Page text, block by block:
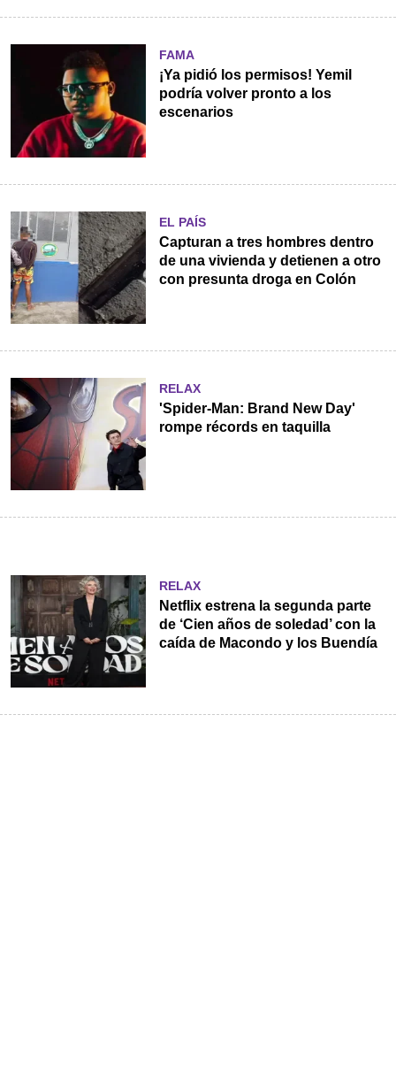
FAMA
¡Ya pidió los permisos! Yemil
podría volver pronto a los
escenarios
EL PAÍS
Capturan a tres hombres dentro
de una vivienda y detienen a otro
con presunta droga en Colón
RELAX
'Spider-Man: Brand New Day'
rompe récords en taquilla
RELAX
Netflix estrena la segunda parte
de ‘Cien años de soledad’ con la
caída de Macondo y los Buendía